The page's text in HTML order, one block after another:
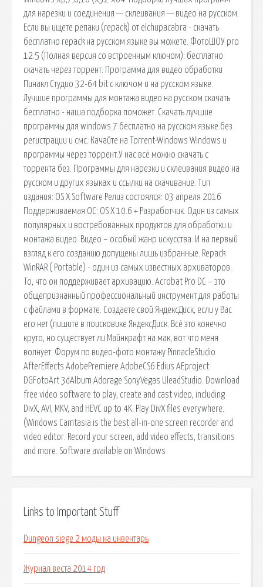
для нарезки и соединения — склеивания — видео на русском.
Если вы ищете репаки (repack) от elchupacabra - скачать
бесплатно repack на русском языке вы можете. ФотоШОУ pro
12.5 (Полная версия со встроенным ключом): бесплатно
скачать через торрент. Программа для видео обработки
Пинакл Студио 32-64 bit с ключом и на русском языке.
Лучшие программы для монтажа видео на русском скачать
бесплатно - наша подборка поможет. Скачать лучшие
программы для windows 7 бесплатно на русском языке без
регистрации и смс. Качайте на Torrent-Windows Windows и
программы через торрент.У нас всё можно скачать с
торрента без. Программы для нарезки и склеивания видео на
русском и других языках и ссылки на скачивание. Тип
издания: OS X Software Релиз состоялся: 03 апреля 2016
Поддерживаемая ОС: OS X 10.6 + Разработчик. Один из самых
популярных и востребованных продуктов для обработки и
монтажа видео. Видео – особый жанр искусства. И на первый
взгляд к его созданию допущены лишь избранные. Repack
WinRAR ( Portable) - один из самых известных архиваторов.
То, что он поддерживает архивацию. Acrobat Pro DC – это
общепризнанный профессиональный инструмент для работы
с файлами в формате. Создаете свой ЯндексДиск, если у Вас
его нет (пишите в поисковике ЯндексДиск. Всё это конечно
круто, но существует ли Майнкрафт на мак, вот что меня
волнует. Форум по видео-фото монтажу PinnacleStudio
AfterEffects AdobePremiere AdobeCS6 Edius AEproject
DGFotoArt 3dAlbum Adorage SonyVegas UleadStudio. Download
free video software to play, create and cast video, including
DivX, AVI, MKV, and HEVC up to 4K. Play DivX files everywhere.
(Windows Camtasia is the best all-in-one screen recorder and
video editor. Record your screen, add video effects, transitions
and more. Software available on Windows
Links to Important Stuff
Dungeon siege 2 моды на инвентарь
Журнал веста 2014 год